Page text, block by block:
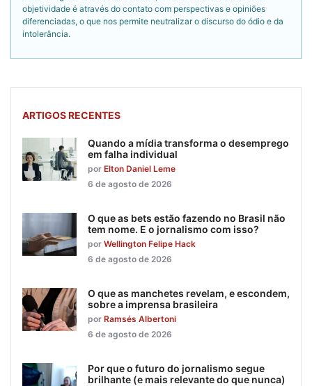
objetividade é através do contato com perspectivas e opiniões
diferenciadas, o que nos permite neutralizar o discurso do ódio e da
intolerância.
ARTIGOS RECENTES
Quando a mídia transforma o desemprego
em falha individual
por Elton Daniel Leme
6 de agosto de 2026
O que as bets estão fazendo no Brasil não
tem nome. E o jornalismo com isso?
por Wellington Felipe Hack
6 de agosto de 2026
O que as manchetes revelam, e escondem,
sobre a imprensa brasileira
por Ramsés Albertoni
6 de agosto de 2026
Por que o futuro do jornalismo segue
brilhante (e mais relevante do que nunca)